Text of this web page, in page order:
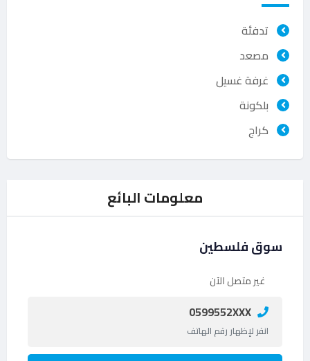
تدفئة
مصعد
غرفة غسيل
بلكونة
كراج
معلومات البائع
سوق فلسطين
غير متصل الآن
0599552XXX
انقر لإظهار رقم الهاتف